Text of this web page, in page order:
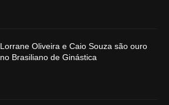
Lorrane Oliveira e Caio Souza são ouro
no Brasiliano de Ginástica